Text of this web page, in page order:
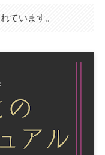
ています。